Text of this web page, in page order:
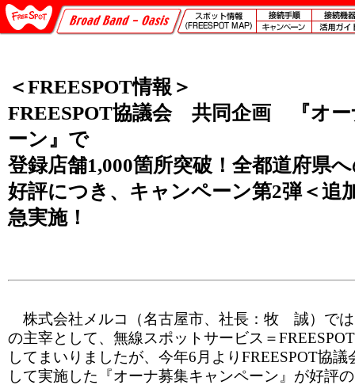
＜FREESPOT情報＞
FREESPOT協議会 共同企画 『オー
ーン』で
登録店舗1,000箇所突破！全都道府県
好評につき、キャンペーン第2弾＜追
急実施！
株式会社メルコ（名古屋市、社長：牧 誠）では
の主宰として、無線スポットサービス＝
してまいりましたが、今年6月よりFREESPOT協
して実施した『オーナ募集キャンペーン』が好評